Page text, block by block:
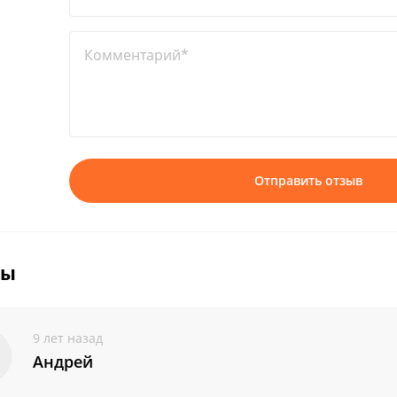
Комментарий*
Отправить отзыв
9 лет назад
Андрей